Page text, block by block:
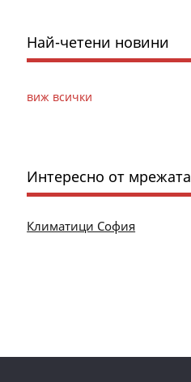
Най-четени новини
виж всички
Интересно от мрежата
Климатици София